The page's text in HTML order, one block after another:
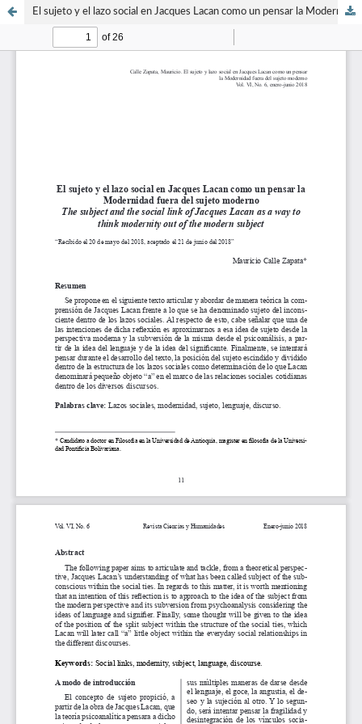
El sujeto y el lazo social en Jacques Lacan como un pensar la Modernidad fuera del sujeto moderno